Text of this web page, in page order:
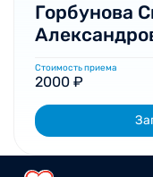
Горбунова
Стоимость приема
2000 ₽